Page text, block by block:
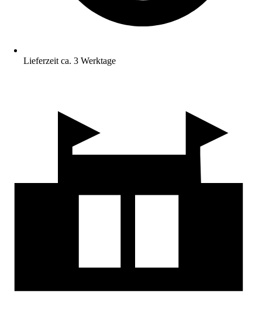
Lieferzeit ca. 3 Werktage